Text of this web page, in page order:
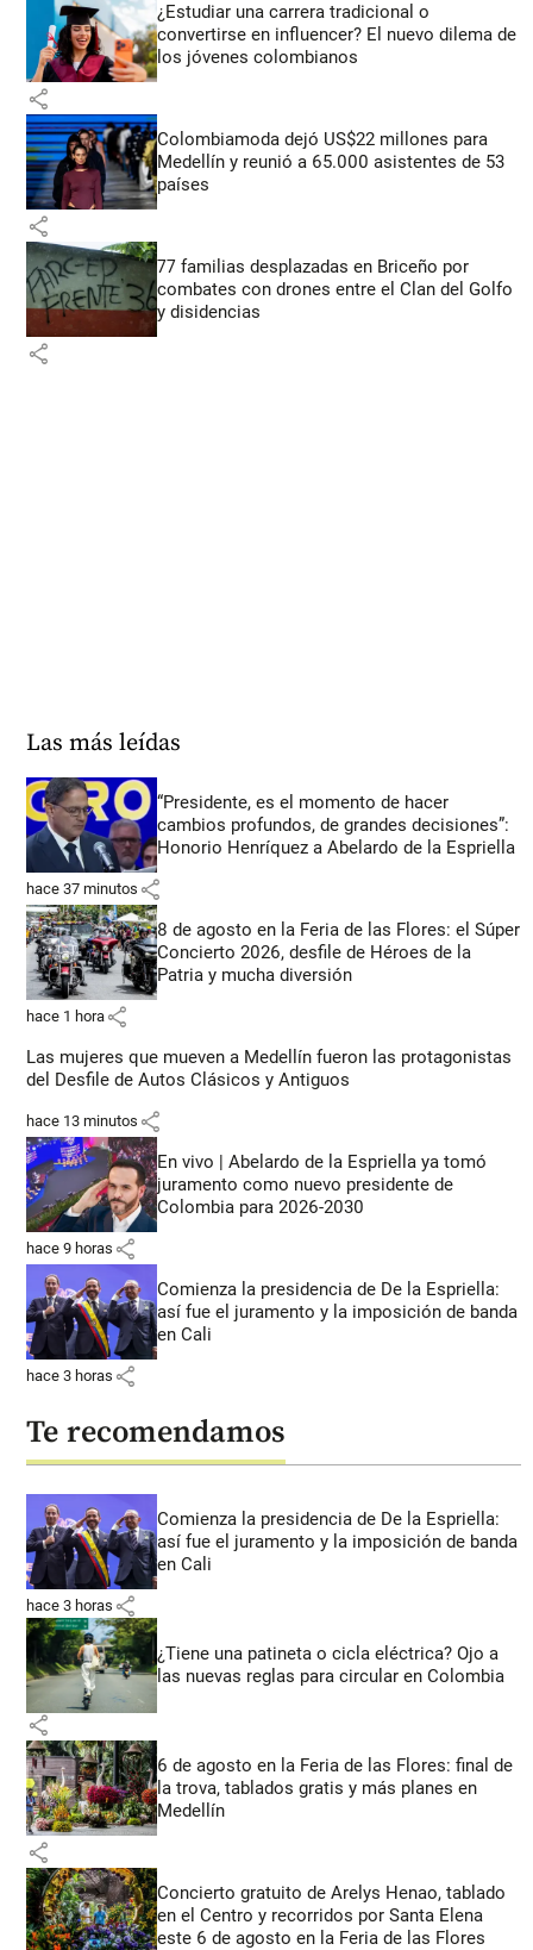
¿Estudiar una carrera tradicional o
convertirse en influencer? El nuevo dilema de
los jóvenes colombianos
share
Colombiamoda dejó US$22 millones para
Medellín y reunió a 65.000 asistentes de 53
países
share
77 familias desplazadas en Briceño por
combates con drones entre el Clan del Golfo
y disidencias
share
Las más leídas
“Presidente, es el momento de hacer
cambios profundos, de grandes decisiones”:
Honorio Henríquez a Abelardo de la Espriella
hace 37 minutos share
8 de agosto en la Feria de las Flores: el Súper
Concierto 2026, desfile de Héroes de la
Patria y mucha diversión
hace 1 hora share
Las mujeres que mueven a Medellín fueron las protagonistas
del Desfile de Autos Clásicos y Antiguos
hace 13 minutos share
En vivo | Abelardo de la Espriella ya tomó
juramento como nuevo presidente de
Colombia para 2026-2030
hace 9 horas share
Comienza la presidencia de De la Espriella:
así fue el juramento y la imposición de banda
en Cali
hace 3 horas share
Te recomendamos
Comienza la presidencia de De la Espriella:
así fue el juramento y la imposición de banda
en Cali
hace 3 horas share
¿Tiene una patineta o cicla eléctrica? Ojo a
las nuevas reglas para circular en Colombia
share
6 de agosto en la Feria de las Flores: final de
la trova, tablados gratis y más planes en
Medellín
share
Concierto gratuito de Arelys Henao, tablado
en el Centro y recorridos por Santa Elena
este 6 de agosto en la Feria de las Flores